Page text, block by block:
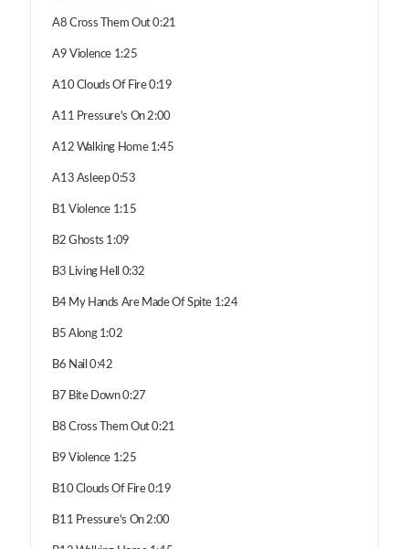
A8 Cross Them Out 0:21
A9 Violence 1:25
A10 Clouds Of Fire 0:19
A11 Pressure's On 2:00
A12 Walking Home 1:45
A13 Asleep 0:53
B1 Violence 1:15
B2 Ghosts 1:09
B3 Living Hell 0:32
B4 My Hands Are Made Of Spite 1:24
B5 Along 1:02
B6 Nail 0:42
B7 Bite Down 0:27
B8 Cross Them Out 0:21
B9 Violence 1:25
B10 Clouds Of Fire 0:19
B11 Pressure's On 2:00